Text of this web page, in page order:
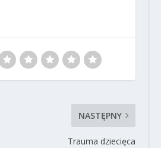
NASTĘPNY
Trauma dziecięca